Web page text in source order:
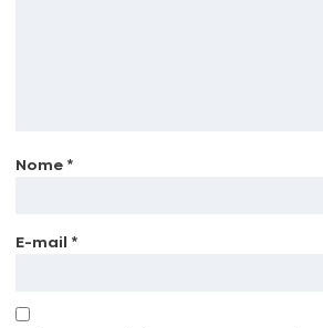
Nome *
E-mail *